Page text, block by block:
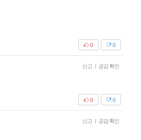
0
0
신고 | 공감 확인
0
0
신고 | 공감 확인